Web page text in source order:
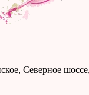
Северное